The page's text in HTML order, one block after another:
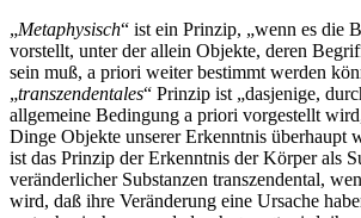
„Metaphysisch“ ist ein Prinzip, „wenn es die
vorstellt, unter der allein Objekte, deren
sein muß, a priori weiter bestimmt werden
„transzendentales“ Prinzip ist „dasjenige,
allgemeine Bedingung a priori vorgestellt
Dinge Objekte unserer Erkenntnis überhaupt
ist das Prinzip der Erkenntnis der Körper als
veränderlicher Substanzen transzendental,
wird, daß ihre Veränderung eine Ursache